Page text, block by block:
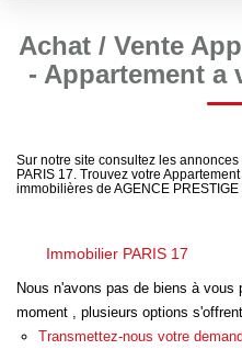
Avis De Valeur
NOTRE
Nos
Nous
Surface min
Achat / Vente
- Appartement a
Sur notre site consultez les
PARIS 17. Trouvez votre
immobilières de AGENCE PRESTIGE
Immobilier PARIS 17
Nous n'avons pas de biens à vous
moment , plusieurs options
Transmettez-nous votre